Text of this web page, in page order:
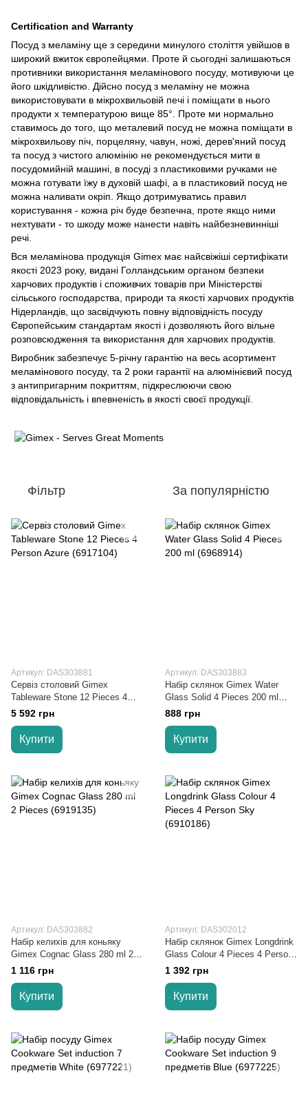
Certification and Warranty
Посуд з меламіну ще з середини минулого століття увійшов в
широкий вжиток європейцями. Проте й сьогодні залишаються
противники використання меламінового посуду, мотивуючи це
його шкідливістю. Дійсно посуд з меламіну не можна
використовувати в мікрохвильовій печі і поміщати в нього
продукти х температурою вище 85°. Проте ми нормально
ставимось до того, що металевий посуд не можна поміщати в
мікрохвильову піч, порцеляну, чавун, ножі, дерев'яний посуд
та посуд з чистого алюмінію не рекомендується мити в
посудомийній машині, в посуді з пластиковими ручками не
можна готувати їжу в духовій шафі, а в пластиковий посуд не
можна наливати окріп. Якщо дотримуватись правил
користування - кожна річ буде безпечна, проте якщо ними
нехтувати - то шкоду може нанести навіть найбезневинніші
речі.
Вся меламінова продукція Gimex має найсвіжіші сертифікати
якості 2023 року, видані Голландським органом безпеки
харчових продуктів і споживчих товарів при Міністерстві
сільського господарства, природи та якості харчових продуктів
Нідерландів, що засвідчують повну відповідність посуду
Європейським стандартам якості і дозволяють його вільне
розповсюдження та використання для харчових продуктів.
Виробник забезпечує 5-річну гарантію на весь асортимент
меламінового посуду, та 2 роки гарантії на алюмінієвий посуд
з антипригарним покриттям, підкреслюючи свою
відповідальність і впевненість в якості своєї продукції.
Фільтр За популярністю
Артикул: DAS303881
Сервіз столовий Gimex
Tableware Stone 12 Pieces 4
Person Azure (6917104)
5 592 грн
Купити
Артикул: DAS303883
Набір склянок Gimex Water
Glass Solid 4 Pieces 200 ml
(6968914)
888 грн
Купити
Артикул: DAS303882
Набір келихів для коньяку
Gimex Сognac Glass 280 ml 2
Pieces (6919135)
1 116 грн
Купити
Артикул: DAS302012
Набір склянок Gimex Longdrink
Glass Colour 4 Pieces 4 Person
Sky (6910186)
1 392 грн
Купити